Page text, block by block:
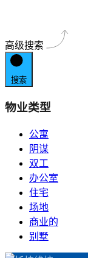
高级搜索
搜索
物业类型
公寓
阴谋
双工
办公室
住宅
场地
商业的
别墅